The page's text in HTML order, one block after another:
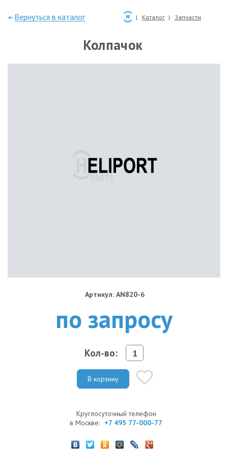
—Вернуться в каталог Каталог Запчасти
Колпачок
Артикул: AN820-6
по запросу
Кол-во:
В корзину
Круглосуточный телефон
в Москве: +7 495 77-000-77